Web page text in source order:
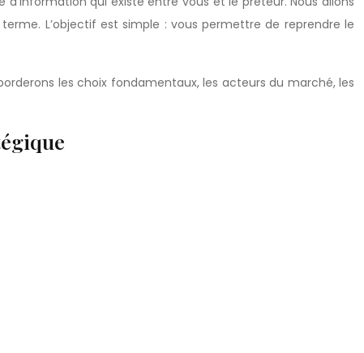
L’objectif est simple : vous permettre de reprendre le
les choix fondamentaux, les acteurs du marché, les